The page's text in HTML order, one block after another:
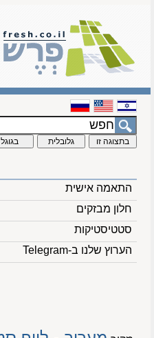
התאמה אישית
חלון מבזקים
סטטיסטיקות
הערוץ שלנו ב-Telegram